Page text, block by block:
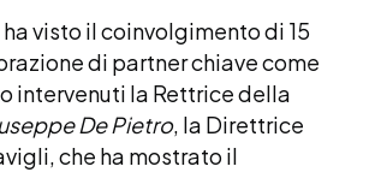
visto il coinvolgimento di 15
di partner chiave come
intervenuti la Rettrice della
De Pietro, la Direttrice
che ha mostrato il